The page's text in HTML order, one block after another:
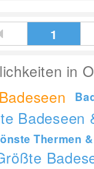
1
in
Badeseen
Thermen